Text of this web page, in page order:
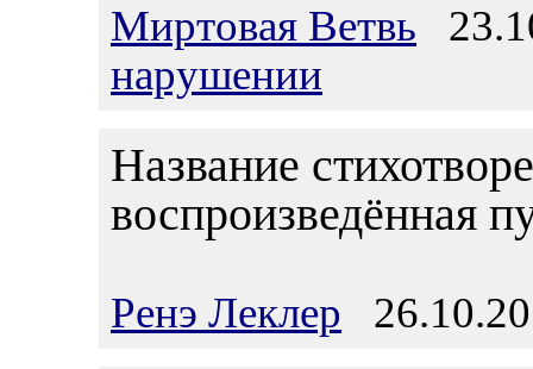
Миртовая Ветвь
нарушении
Название
воспроизведённая
Ренэ Леклер